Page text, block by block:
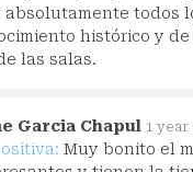
todos
histórico y
las salas.
Garcia Chapul 1 year
Muy bonito el